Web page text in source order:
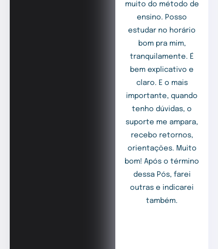
muito do método de
ensino. Posso
estudar no horário
bom pra mim,
tranquilamente. É
bem explicativo e
claro. E o mais
importante, quando
tenho dúvidas, o
suporte me ampara,
recebo retornos,
orientações. Muito
bom! Após o término
dessa Pós, farei
outras e indicarei
também.